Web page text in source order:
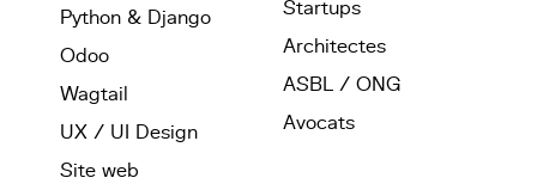
Python & Django
Odoo
Wagtail
UX / UI Design
Site web
Startups
Architectes
ASBL / ONG
Avocats